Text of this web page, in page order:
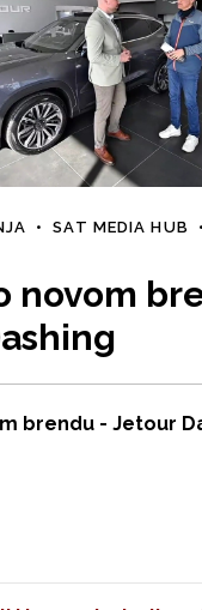
• SAT MEDIA HUB •
novom
brendu - Jetour